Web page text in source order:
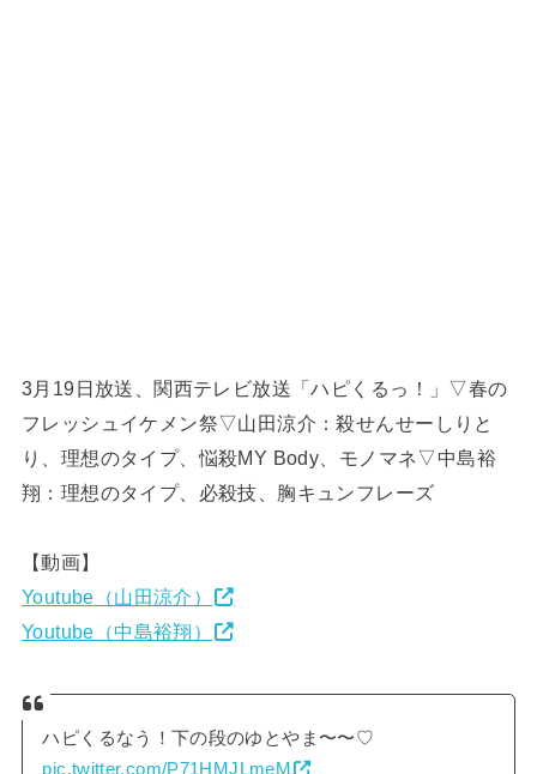
3月19日放送、関西テレビ放送「ハピくるっ！」▽春の
フレッシュイケメン祭▽山田涼介：殺せんせーしりと
り、理想のタイプ、悩殺MY Body、モノマネ▽中島裕
翔：理想のタイプ、必殺技、胸キュンフレーズ
【動画】
Youtube（山田涼介）
Youtube（中島裕翔）
ハピくるなう！下の段のゆとやま〜〜♡
pic.twitter.com/P71HMJLmeM